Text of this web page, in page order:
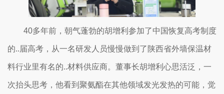
40多年前，朝气蓬勃的胡增利参加了中国恢复高考制度
的..届高考，从一名研发人员慢慢做到了陕西省外墙保温材
料行业里有名的..材料供应商。董事长胡增利心思活泛，一
次抬头思考，他看到聚氨酯在其他领域发光发热的可能，觉